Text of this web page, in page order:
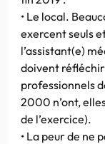
• Le local.
exercent seuls
l’assistant(e)
doivent
professionnels
2000 n’ont,
de l’exercice).
• La peur de ne